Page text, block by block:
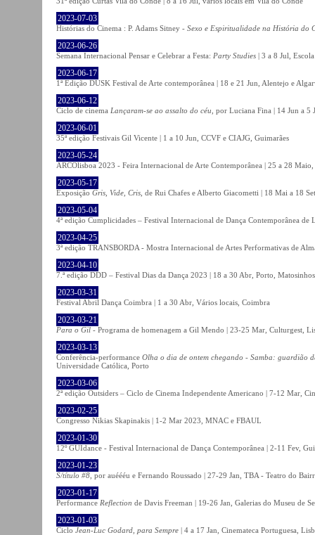
2023-07-03
Histórias do Cinema : P. Adams Sitney - Sexo e Espiritualidade na História do
2023-06-26
Semana Internacional Pensar e Celebrar a Festa: Party Studies | 3 a 8 Jul,
2023-06-17
1ª Edição DUSK Festival de Arte contemporânea | 18 e 21 Jun, Alentejo e
2023-06-12
Ciclo de cinema Lançaram-se ao assalto do céu , por Luciana Fina | 14 Jun a 5
2023-06-01
35ª edição Festivais Gil Vicente | 1 a 10 Jun, CCVF e CIAJG, Guimarães
2023-05-24
ARCOlisboa 2023 - Feira Internacional de Arte Contemporânea | 25 a 28
2023-05-17
Exposição Gris, Vide, Cris , de Rui Chafes e Alberto Giacometti | 18 Mai a 18
2023-05-04
4ª edição Cumplicidades – Festival Internacional de Dança Contemporânea
2023-04-25
3ª edição TRANSBORDA - Mostra Internacional de Artes Performativas de
2023-04-10
7.ª edição DDD – Festival Dias da Dança 2023 | 18 a 30 Abr, Porto,
2023-03-31
Festival Abril Dança Coimbra | 1 a 30 Abr, Vários locais, Coimbra
2023-03-21
Para o Gil - Programa de homenagem a Gil Mendo | 23-25 Mar, Culturgest,
2023-03-13
Conferência-performance Olha o dia de ontem chegando - Samba: guardião
Universidade Católica, Porto
2023-03-06
2ª edição Outsiders – Ciclo de Cinema Independente Americano | 7-12 Mar,
2023-02-25
Congresso Nikias Skapinakis | 1-2 Mar 2023, MNAC e FBAUL
2023-01-30
12º GUIdance - Festival Internacional de Dança Contemporânea | 2-11 Fev,
2023-01-23
S/título #8 , por auéééu e Fernando Roussado | 27-29 Jan, TBA - Teatro do
2023-01-17
Performance Reflection de Davis Freeman | 19-26 Jan, Galerias do Museu de
2023-01-03
Ciclo Jean-Luc Godard, para Sempre | 4 a 17 Jan, Cinemateca Portuguesa,